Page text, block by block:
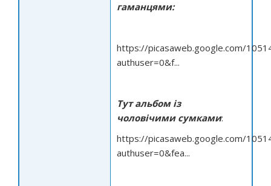
гаманцями:
https://picasaweb.google.com/
authuser=0&f...
Тут альбом із
чоловічими сумками:
https://picasaweb.google.com/
authuser=0&fea...